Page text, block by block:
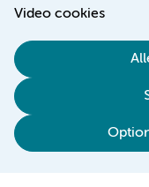
Video cookies
Responsible disclosure